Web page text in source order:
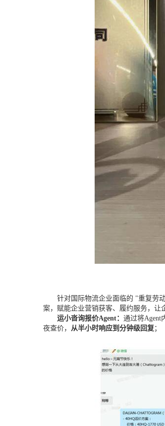
针对国际物流企业面临的 "重复劳
案，赋能企业营销获客、履约服务，让
运小沓询报价Agent： 通过将Agent
夜查价， 从半小时响应到分钟级回复 ；